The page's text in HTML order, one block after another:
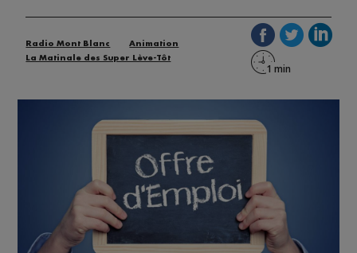
Radio Mont Blanc
Animation
La Matinale des Super Lève-Tôt